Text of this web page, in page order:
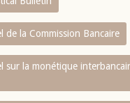
de la Commission Bancaire
sur la monétique